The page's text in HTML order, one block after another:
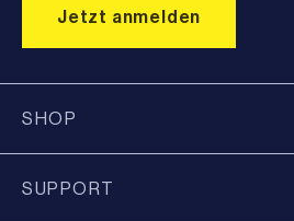
SHOP
SUPPORT